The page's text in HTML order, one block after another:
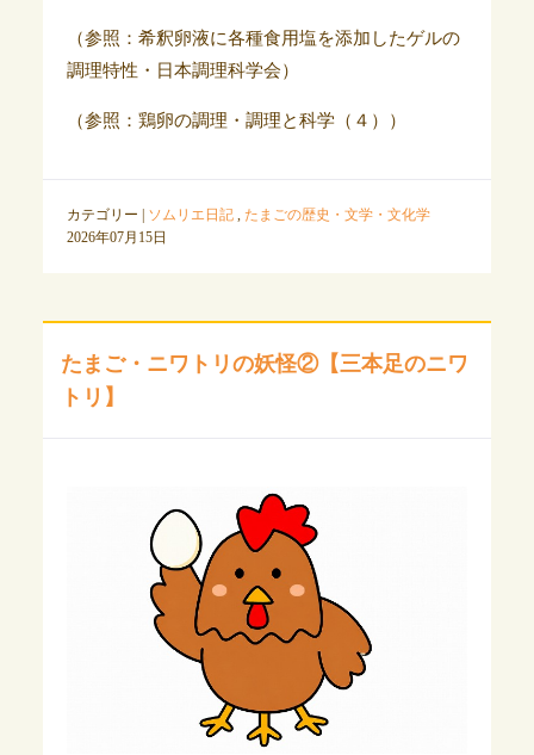
（参照：希釈卵液に各種食用塩を添加したゲルの
調理特性・日本調理科学会）
（参照：鶏卵の調理・調理と科学（４））
カテゴリー | ソムリエ日記, たまごの歴史・文学・文化学
2026年07月15日
たまご・ニワトリの妖怪②【三本足のニワ
トリ】